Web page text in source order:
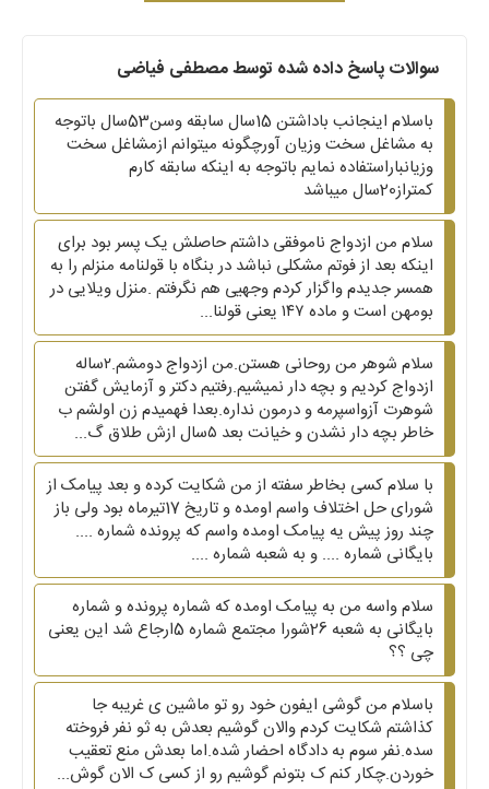
سوالات پاسخ داده شده توسط مصطفی فیاضی
باسلام اینجانب باداشتن 15سال سابقه وسن53سال باتوجه
به مشاغل سخت وزیان آورچگونه میتوانم ازمشاغل سخت
وزیانباراستفاده نمایم باتوجه به اینکه سابقه کارم
کمتراز20سال میباشد
سلام من ازدواج ناموفقی داشتم حاصلش یک پسر بود برای
اینکه بعد از فوتم مشکلی نباشد در بنگاه با قولنامه منزلم را به
همسر جدیدم واگزار کردم وجهیی هم نگرفتم .منزل ویلایی در
بومهن است و ماده ۱۴۷ یعنی قولنا...
سلام شوهر من روحانی هستن.من ازدواج دومشم.۲ساله
ازدواج کردیم و بچه دار نمیشیم.رفتیم دکتر و آزمایش گفتن
شوهرت آزواسپرمه و درمون نداره.بعدا فهمیدم زن اولشم ب
خاطر بچه دار نشدن و خیانت بعد ۵سال ازش طلاق گ...
با سلام کسی بخاطر سفته از من شکایت کرده و بعد پیامک از
شورای حل اختلاف واسم اومده و تاریخ 17تیرماه بود ولی باز
چند روز پیش یه پیامک اومده واسم که پرونده شماره ....
بایگانی شماره .... و به شعبه شماره ....
سلام واسه من به پیامک اومده که شماره پرونده و شماره
بایگانی به شعبه 26شورا مجتمع شماره 5ارجاع شد این یعنی
چی ؟؟
باسلام من گوشی ایفون خود رو تو ماشین ی غریبه جا
کذاشتم شکایت کردم والان گوشیم بعدش به ثو نفر فروخته
سده.نفر سوم به دادگاه احضار شده.اما بعدش منع تعقیب
خوردن.چکار کنم ک بتونم گوشیم رو از کسی ک الان گوش...